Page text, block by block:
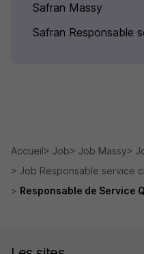
Safran Massy
Safran Responsable
Accueil Job Job Massy
Job Responsable service
Responsable de Service